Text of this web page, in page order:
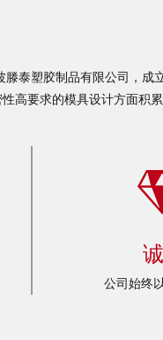
塑胶制品有限公司，成
高要求的模具设计方面积
公司始终